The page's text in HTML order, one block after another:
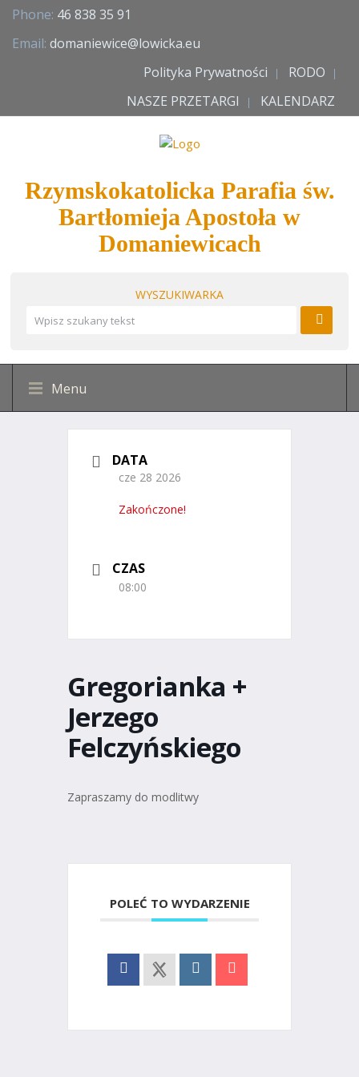
Phone: 46 838 35 91
Email: domaniewice@lowicka.eu
Polityka Prywatności
RODO
NASZE PRZETARGI
KALENDARZ
Rzymskokatolicka Parafia św.
Bartłomieja Apostoła w
Domaniewicach
WYSZUKIWARKA
Menu
DATA
cze 28 2026
Zakończone!
CZAS
08:00
Gregorianka +
Jerzego
Felczyńskiego
Zapraszamy do modlitwy
POLEĆ TO WYDARZENIE